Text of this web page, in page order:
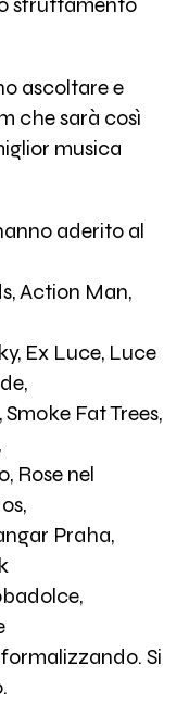
sfruttamento
ascoltare e
che sarà così
musica
aderito al
Action Man,
Ex Luce, Luce
Fat Trees,
Rose nel
Praha,
Si